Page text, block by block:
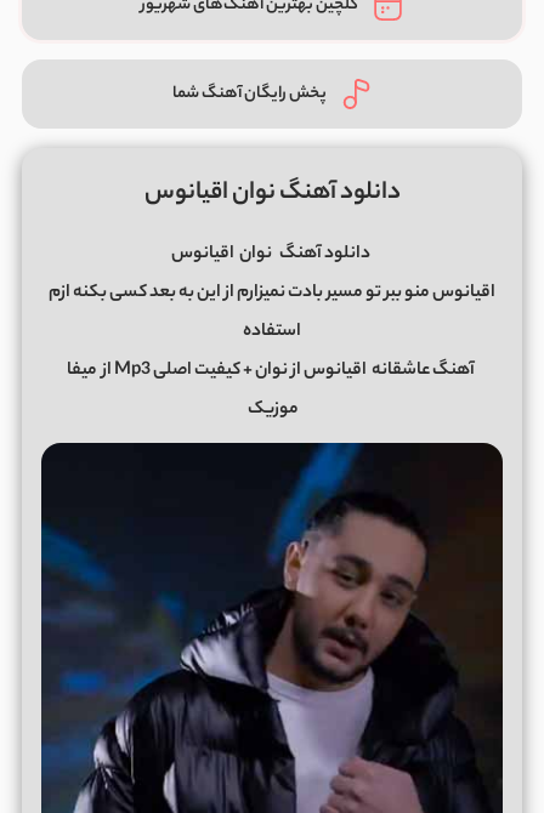
پخش رایگان آهنگ شما
دانلود آهنگ نوان اقیانوس
دانلود آهنگ نوان اقیانوس
اقیانوس منو ببر تو مسیر بادت نمیزارم از این به بعد کسی بکنه ازم
استفاده
آهنگ عاشقانه اقیانوسازنوان+ کیفیت اصلی Mp3 از
میفا
موزیک